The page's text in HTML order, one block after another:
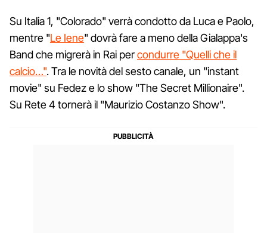
Su Italia 1, "Colorado" verrà condotto da Luca e Paolo,
mentre "Le Iene" dovrà fare a meno della Gialappa's
Band che migrerà in Rai percondurre "Quelli che il
calcio…". Tra le novità del sesto canale, un "instant
movie" su Fedez e lo show "The Secret Millionaire".
Su Rete 4 tornerà il "Maurizio Costanzo Show".